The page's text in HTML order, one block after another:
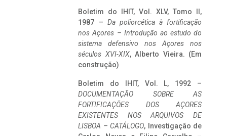
Boletim do IHIT, Vol. XLV, Tomo II,
1987 – Da poliorcética à fortificação
nos Açores – Introdução ao estudo do
sistema defensivo nos Açores nos
séculos XVI-XIX, Alberto Vieira. (Em
construção)
Boletim do IHIT, Vol. L, 1992 –
DOCUMENTAÇÃO SOBRE AS
FORTIFICAÇÕES DOS AÇORES
EXISTENTES NOS ARQUIVOS DE
LISBOA – CATÁLOGO, Investigação de